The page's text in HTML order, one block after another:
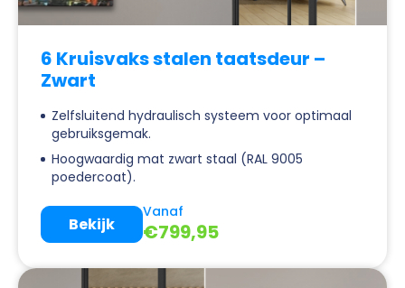
6 Kruisvaks stalen taatsdeur –
Zwart
Zelfsluitend hydraulisch systeem voor optimaal
gebruiksgemak.
Hoogwaardig mat zwart staal (RAL 9005
poedercoat).
Vanaf
€799,95
Bekijk